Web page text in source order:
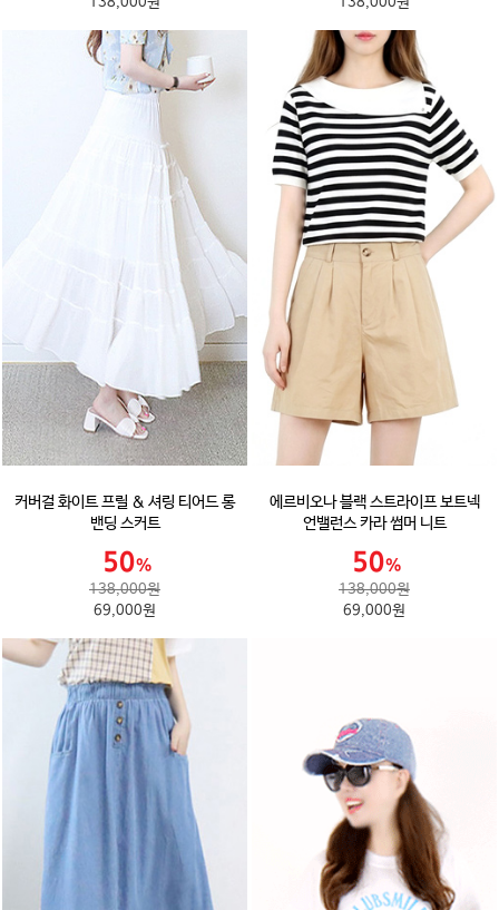
커버걸 화이트 프릴 & 셔링 티어드 롱
밴딩 스커트
138,000원
69,000원
에르비오나 블랙 스트라이프 보트넥
언밸런스 카라 썸머 니트
138,000원
69,000원